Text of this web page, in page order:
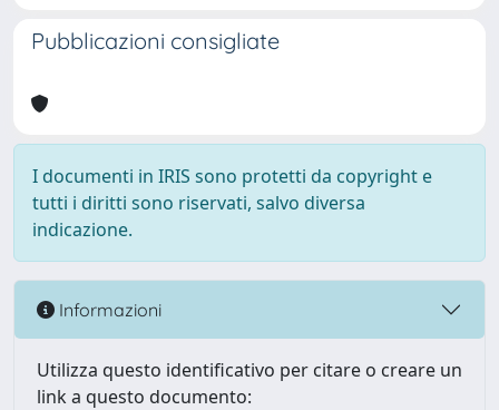
Pubblicazioni consigliate
I documenti in IRIS sono protetti da copyright e
tutti i diritti sono riservati, salvo diversa
indicazione.
Informazioni
Utilizza questo identificativo per citare o creare un
link a questo documento: